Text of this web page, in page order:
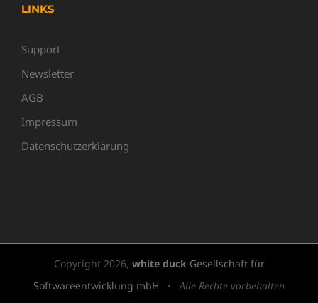
LINKS
Support
Newsletter
AGB
Impressum
Datenschutzerklärung
Copyright 2026, white duck Gesellschaft für
Softwareentwicklung mbH • Alle Rechte vorbehalten